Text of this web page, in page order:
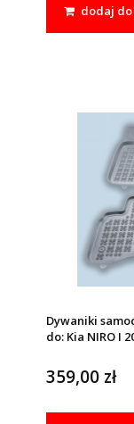
dodaj do
Dywaniki
do: Kia NIRO I
359,00 zł